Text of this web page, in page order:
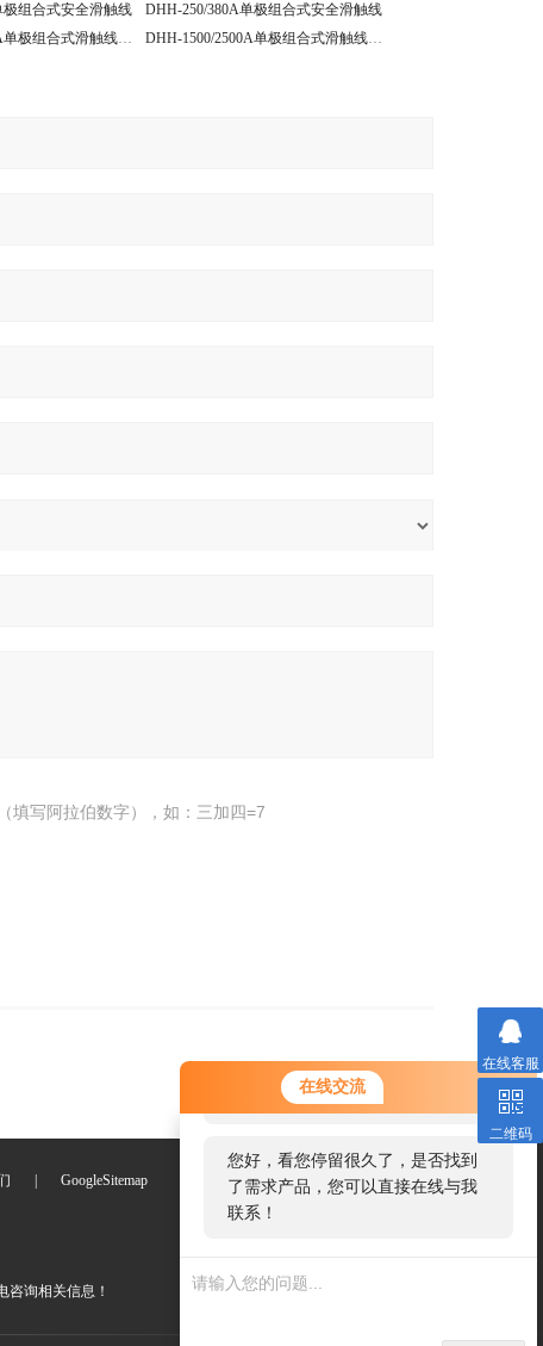
在线交流
您好！欢迎前来咨询，很高兴为您
服务，请问您要咨询什么问题呢？
您好，看您停留很久了，是否找到
了需求产品，您可以直接在线与我
联系！
极组合式安全滑触线
DHH-250/380A单极组合式安全滑触线
DHH-2000/3000A单极组合式滑触线型号知识
DHH-1500/2500A单极组合式滑触线标准长度
填写阿拉伯数字），如：三加四=7
GoogleSitemap
咨询相关信息！
在线客服
二维码